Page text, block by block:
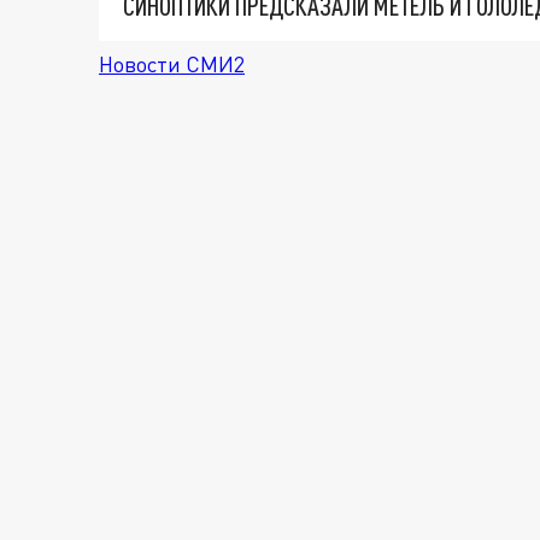
Новости СМИ2